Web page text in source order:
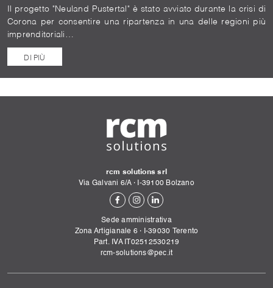
Il progetto "Neuland Pustertal" è stato avviato durante la crisi di
Corona per consentire una ripartenza in una delle regioni più
imprenditoriali…
DI PIÙ
rcm solutions srl
Via Galvani 6/A· I-39100 Bolzano
Sede amministrativa
Zona Artigianale 6· I-39030 Terento
Part. IVA IT02512530219
rcm-solutions@pec.it